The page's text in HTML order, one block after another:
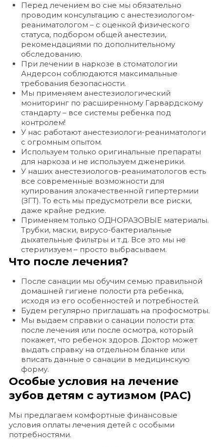
Перед лечением во сне мы обязательно
проводим консультацию с анестезиологом-
реаниматологом – с оценкой физического
статуса, подбором общей анестезии,
рекомендациями по дополнительному
обследованию.
При лечении в наркозе в стоматологии
Андерсон соблюдаются максимальные
требования безопасности.
Мы применяем анестезиологический
мониторинг по расширенному Гарвардскому
стандарту – все системы ребенка под
контролем!
У нас работают анестезиологи-реаниматологи
с огромным опытом.
Используем только оригинальные препараты
для наркоза и не используем дженерики.
У наших анестезиологов-реаниматологов есть
все современные возможности для
купирования злокачественной гипертермии
(ЗГТ). То есть мы предусмотрели все риски,
даже крайне редкие.
Применяем только ОДНОРАЗОВЫЕ материалы.
Трубки, маски, вирусо-бактериальные
дыхательные фильтры и т.д. Все это мы не
стерилизуем – просто выбрасываем.
Что после лечения?
После санации мы обучим семью правильной
домашней гигиене полости рта ребенка,
исходя из его особенностей и потребностей.
Будем регулярно приглашать на профосмотры.
Мы выдаем справки о санации полости рта:
после лечения или после осмотра, который
покажет, что ребенок здоров. Доктор может
выдать справку на отдельном бланке или
вписать данные о санации в медицинскую
форму.
Особые условия на лечение
зубов детям с аутизмом (РАС)
Мы предлагаем комфортные финансовые
условия оплаты лечения детей с особыми
потребностями.